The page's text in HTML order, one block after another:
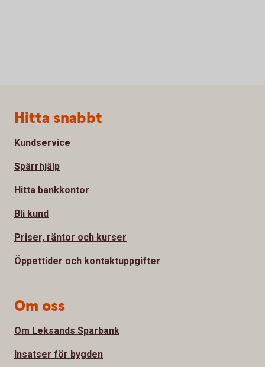
Sidfot
Hitta snabbt
Kundservice
Spärrhjälp
Hitta bankkontor
Bli kund
Priser, räntor och kurser
Öppettider och kontaktuppgifter
Om oss
Om Leksands Sparbank
Insatser för bygden